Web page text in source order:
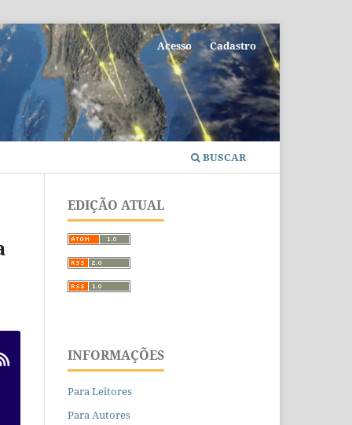
BUSCAR
Acesso Cadastro
EDIÇÃO ATUAL
INFORMAÇÕES
Para Leitores
Para Autores